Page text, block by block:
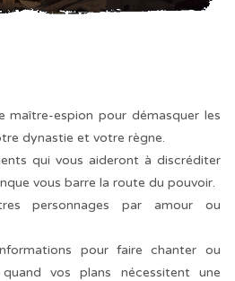
maître-espion pour démasquer les
dynastie et votre règne.
qui vous aideront à discréditer
vous barre la route du pouvoir.
personnages par amour ou
pour faire chanter ou
vos plans nécessitent une